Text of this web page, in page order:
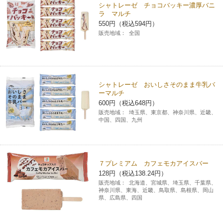
シャトレーゼ チョコバッキー濃厚バニ
ラ マルチ
550円（税込594円）
販売地域： 全国
シャトレーゼ おいしさそのまま牛乳バ
ーマルチ
600円（税込648円）
販売地域：
埼玉県、東京都、神奈川県、近畿、
中国、四国、九州
７プレミアム カフェモカアイスバー
128円（税込138.24円）
販売地域：
北海道、宮城県、埼玉県、千葉県、
神奈川県、東海、近畿、鳥取県、島根県、岡山
県、広島県、四国